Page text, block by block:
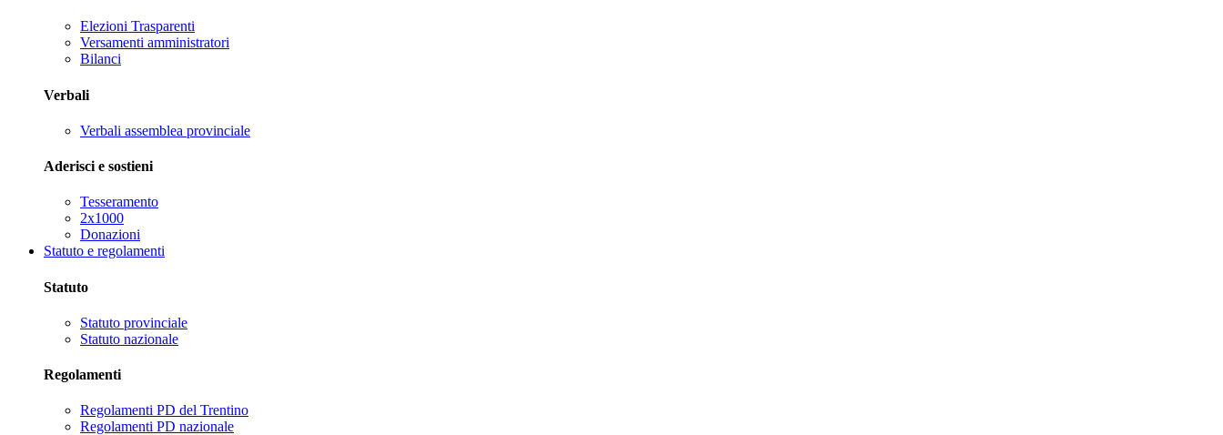
Elezioni Trasparenti
Versamenti amministratori
Bilanci
Verbali
Verbali assemblea provinciale
Aderisci e sostieni
Tesseramento
2x1000
Donazioni
Statuto e regolamenti
Statuto
Statuto provinciale
Statuto nazionale
Regolamenti
Regolamenti PD del Trentino
Regolamenti PD nazionale